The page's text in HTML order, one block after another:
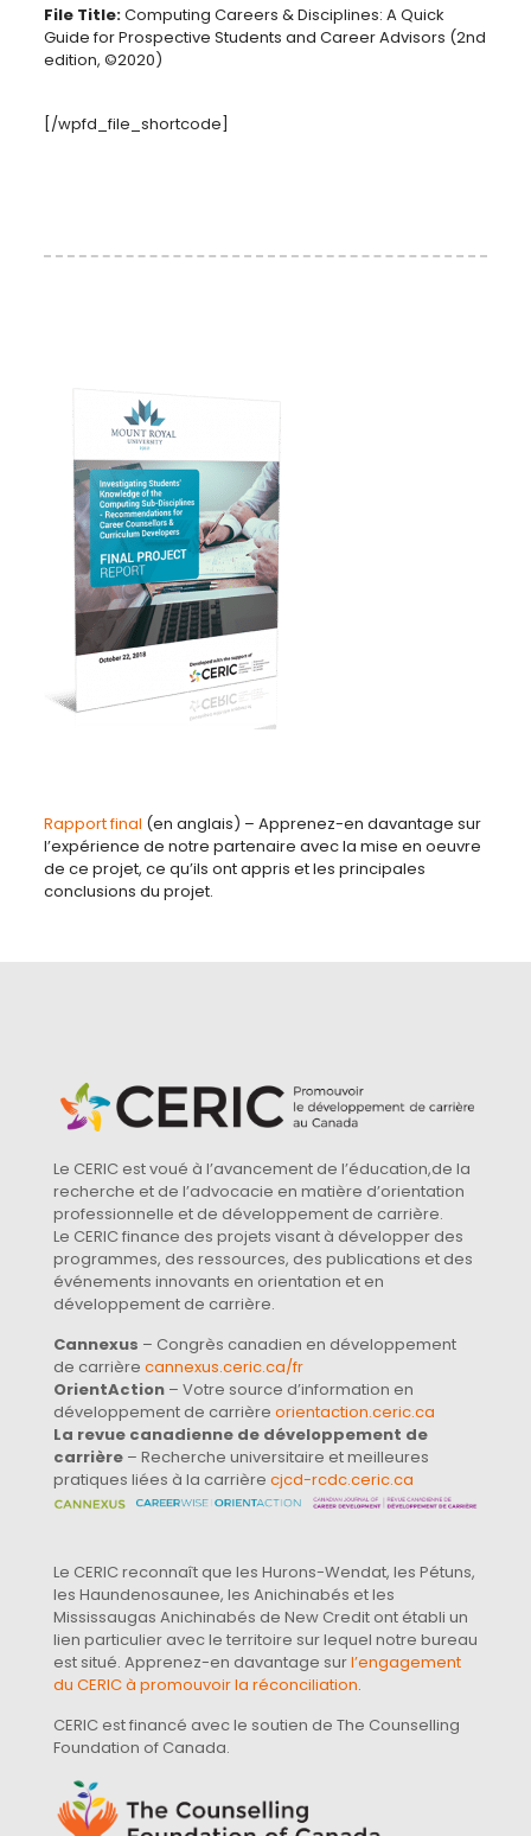
File Title:Computing Careers & Disciplines: A Quick
Guide for Prospective Students and Career Advisors (2nd
edition, ©2020)
[/wpfd_file_shortcode]
Rapport final (en anglais) – Apprenez-en davantage sur
l’expérience de notre partenaire avec la mise en oeuvre
de ce projet, ce qu’ils ont appris et les principales
conclusions du projet.
Le CERIC est voué à l’avancement de l’éducation,de la
recherche et de l’advocacie en matière d’orientation
professionnelle et de développement de carrière.
Le CERIC finance des projets visant à développer des
programmes, des ressources, des publications et des
événements innovants en orientation et en
développement de carrière.
Cannexus – Congrès canadien en développement
de carrière cannexus.ceric.ca/fr
OrientAction – Votre source d’information en
développement de carrière orientaction.ceric.ca
La revue canadienne de développement de
carrière – Recherche universitaire et meilleures
pratiques liées à la carrière cjcd-rcdc.ceric.ca
Le CERIC reconnaît que les Hurons-Wendat, les Pétuns,
les Haundenosaunee, les Anichinabés et les
Mississaugas Anichinabés de New Credit ont établi un
lien particulier avec le territoire sur lequel notre bureau
est situé. Apprenez-en davantage surl’engagement
du CERIC à promouvoir la réconciliation.
CERIC est financé avec le soutien de The Counselling
Foundation of Canada.